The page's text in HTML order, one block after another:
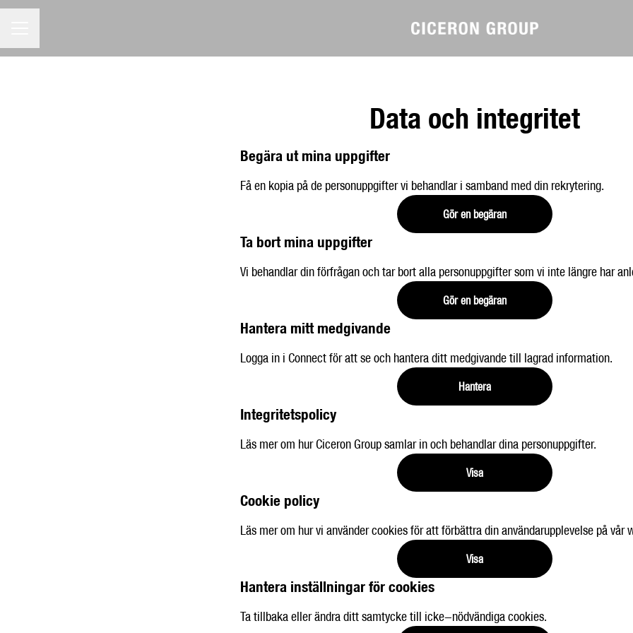
Data och integritet
Begära ut mina uppgifter
Få en kopia på de personuppgifter vi behandlar i samband med din rekrytering.
Gör en begäran
Ta bort mina uppgifter
Vi behandlar din förfrågan och tar bort alla personuppgifter som vi inte längre har
Gör en begäran
Hantera mitt medgivande
Logga in i Connect för att se och hantera ditt medgivande till lagrad information.
Hantera
Integritetspolicy
Läs mer om hur Ciceron Group samlar in och behandlar dina personuppgifter.
Visa
Cookie policy
Läs mer om hur vi använder cookies för att förbättra din användarupplevelse på vår
Visa
Hantera inställningar för cookies
Ta tillbaka eller ändra ditt samtycke till icke-nödvändiga cookies.